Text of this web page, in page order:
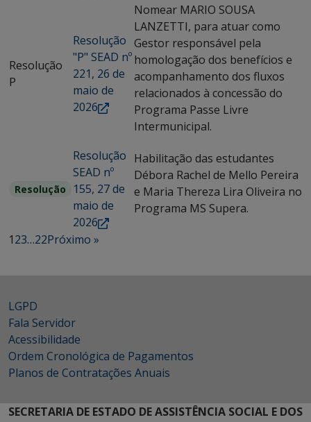
Resolução
P
Resolução
"P" SEAD nº
221, 26 de
maio de
2026
Nomear MARIO SOUSA
LANZETTI, para atuar como
Gestor responsável pela
homologação dos benefícios e
acompanhamento dos fluxos
relacionados à concessão do
Programa Passe Livre
Intermunicipal.
Resolução
Resolução
SEAD nº
155, 27 de
maio de
2026
Habilitação das estudantes
Débora Rachel de Mello Pereira
e Maria Thereza Lira Oliveira no
Programa MS Supera.
123…22Próximo »
LGPD
Fala Servidor
Acessibilidade
Ordem Cronológica de Pagamentos
Planos de Contratações Anuais
SECRETARIA DE ESTADO DE ASSISTÊNCIA SOCIAL E DOS